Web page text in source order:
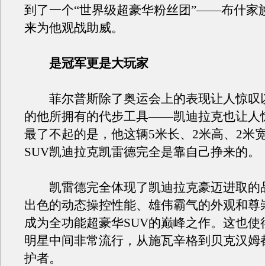
到了一个“世界级超豪华粉丝团”——布什家
来为他观战助威。
是冠军更是大玩家
菲尔普斯除了奥运会上的表现让人惊叹
的他所拥有的代步工具——凯迪拉克也让人
最了不起的是，他这辆5米长、2米高、2米
SUV凯迪拉克凯雷德完全是靠自己挣来的。
凯雷德完全体现了凯迪拉克豪迈进取的
出色的动态操控性能、雄伟霸气的外观和尊
成为全功能超豪华SUV的巅峰之作。这也使
明星中间非常流行，从施瓦辛格到贝克汉姆
护者。